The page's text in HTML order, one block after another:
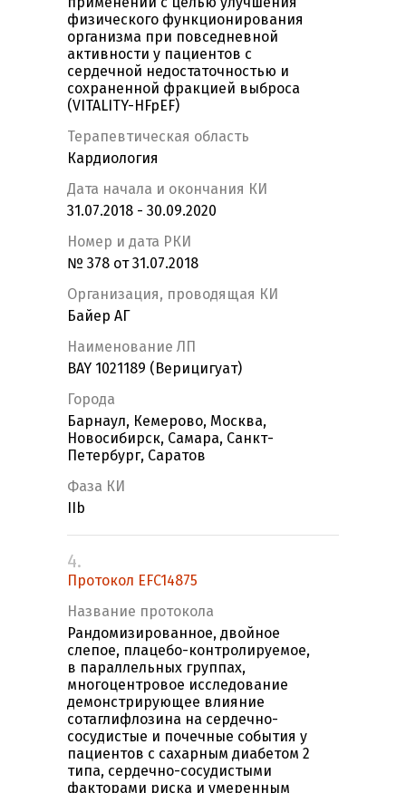
физического функционирования
организма при повседневной
активности у пациентов с
сердечной недостаточностью и
сохраненной фракцией выброса
(VITALITY-HFpEF)
Терапевтическая область
Кардиология
Дата начала и окончания КИ
31.07.2018 - 30.09.2020
Номер и дата РКИ
№ 378 от 31.07.2018
Организация, проводящая КИ
Байер АГ
Наименование ЛП
BAY 1021189 (Верицигуат)
Города
Барнаул, Кемерово, Москва,
Новосибирск, Самара, Санкт-
Петербург, Саратов
Фаза КИ
IIb
4.
Протокол EFC14875
Название протокола
Рандомизированное, двойное
слепое, плацебо-контролируемое,
в параллельных группах,
многоцентровое исследование
демонстрирующее влияние
сотаглифлозина на сердечно-
сосудистые и почечные события у
пациентов с сахарным диабетом 2
типа, сердечно-сосудистыми
факторами риска и умеренным